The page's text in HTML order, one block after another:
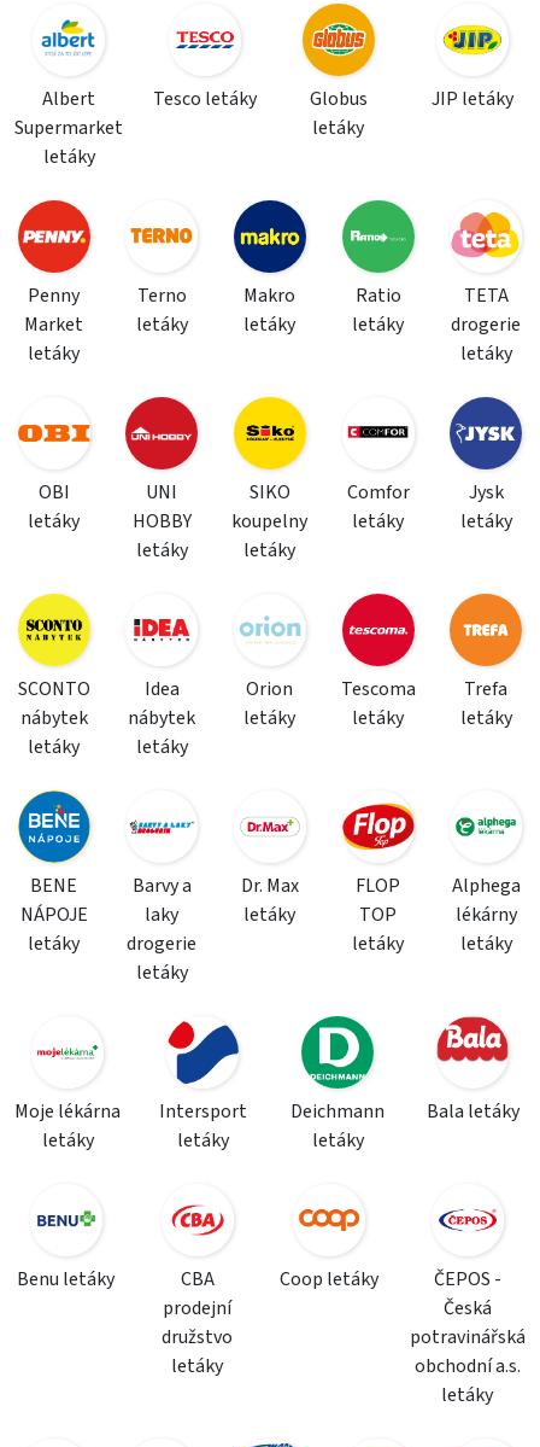
Albert
Supermarket
letáky
Tesco letáky
Globus
letáky
JIP letáky
Penny
Market
letáky
Terno
letáky
Makro
letáky
Ratio
letáky
TETA
drogerie
letáky
OBI
letáky
UNI
HOBBY
letáky
SIKO
koupelny
letáky
Comfor
letáky
Jysk
letáky
SCONTO
nábytek
letáky
Idea
nábytek
letáky
Orion
letáky
Tescoma
letáky
Trefa
letáky
BENE
NÁPOJE
letáky
Barvy a
laky
drogerie
letáky
Dr. Max
letáky
FLOP
TOP
letáky
Alphega
lékárny
letáky
Moje lékárna
letáky
Intersport
letáky
Deichmann
letáky
Bala letáky
Benu letáky
CBA
prodejní
družstvo
letáky
Coop letáky
ČEPOS -
Česká
potravinářská
obchodní a.s.
letáky